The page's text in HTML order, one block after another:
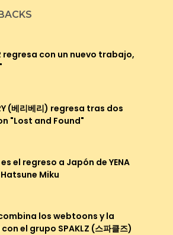
regresa con un nuevo trabajo,
(베리베리) regresa tras dos
"Lost and Found"
es el regreso a Japón de YENA
Miku
combina los webtoons y la
el grupo SPAKLZ (스파클즈)